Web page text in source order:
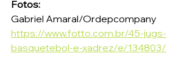
Fotos:
Gabriel Amaral/Ordepcompany
https://www.fotto.com.br/45-jugs-
basquetebol-e-xadrez/e/134803/